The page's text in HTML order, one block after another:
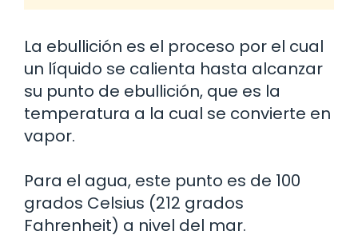
La ebullición es el proceso por el cual
un líquido se calienta hasta alcanzar
su punto de ebullición, que es la
temperatura a la cual se convierte en
vapor.
Para el agua, este punto es de 100
grados Celsius (212 grados
Fahrenheit) a nivel del mar.